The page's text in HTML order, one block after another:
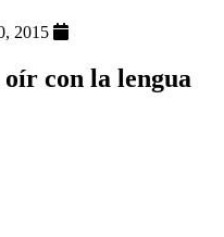
2015
con la lengua